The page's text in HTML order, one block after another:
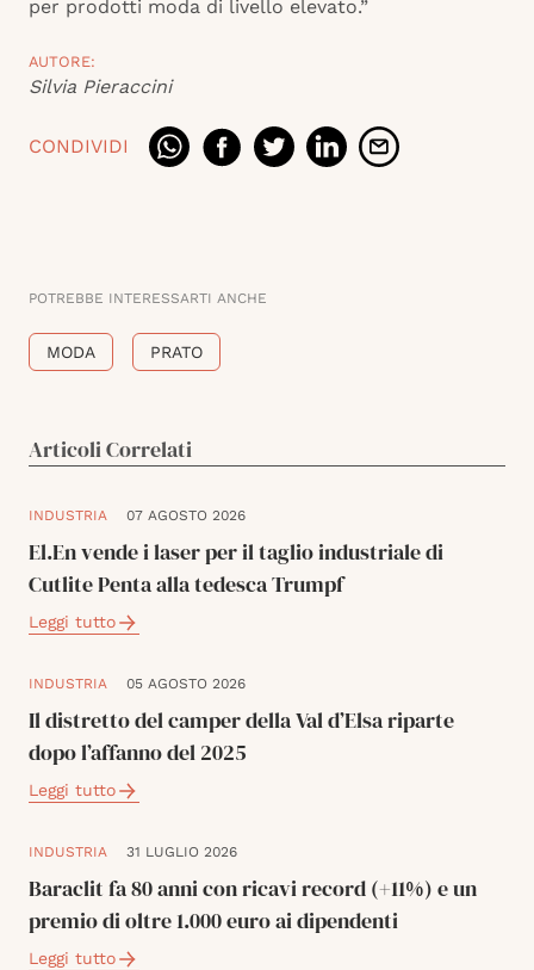
per prodotti moda di livello elevato.”
AUTORE:
Silvia Pieraccini
CONDIVIDI
POTREBBE INTERESSARTI ANCHE
MODA PRATO
Articoli Correlati
INDUSTRIA 07 AGOSTO 2026
El.En vende i laser per il taglio industriale di
Cutlite Penta alla tedesca Trumpf
Leggi tutto
INDUSTRIA 05 AGOSTO 2026
Il distretto del camper della Val d’Elsa riparte
dopo l’affanno del 2025
Leggi tutto
INDUSTRIA 31 LUGLIO 2026
Baraclit fa 80 anni con ricavi record (+11%) e un
premio di oltre 1.000 euro ai dipendenti
Leggi tutto